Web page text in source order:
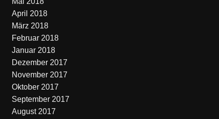
April 2018
März 2018
Februar 2018
Januar 2018
Dezember 2017
November 2017
Oktober 2017
September 2017
August 2017